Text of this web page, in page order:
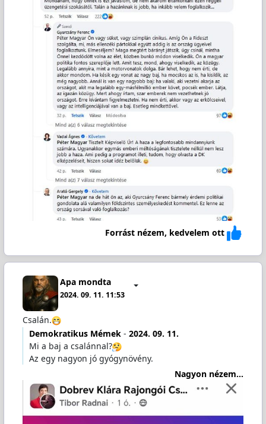
Forrást nézem, kedvelem ott
Apa mondta
2024. 09. 11. 11:53
Csalán.
Demokratikus Mémek- 2024. 09. 11.
Mi a baj a csalánnal?
Az egy nagyon jó gyógynövény.
Nagyon nézem...